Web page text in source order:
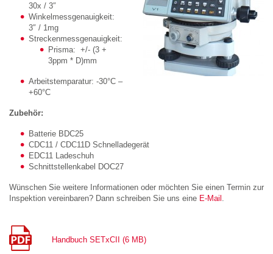
30x / 3″
Winkelmessgenauigkeit:
3″ / 1mg
Streckenmessgenauigkeit:
Prisma: +/- (3 +
3ppm * D)mm
Arbeitstemparatur: -30°C –
+60°C
Zubehör:
Batterie BDC25
CDC11 / CDC11D Schnelladegerät
EDC11 Ladeschuh
Schnittstellenkabel DOC27
Wünschen Sie weitere Informationen oder möchten Sie einen Termin zur
Inspektion vereinbaren? Dann schreiben Sie uns eine E-Mail
Handbuch SETxCII (6 MB)